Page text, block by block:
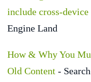
include cross-
Engine Land
How & Why You
Old Content -